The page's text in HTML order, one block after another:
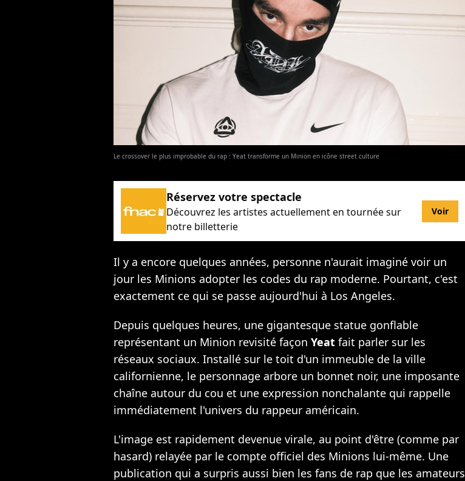
Le crossover le plus improbable du rap : Yeat transforme un Minion en icône street culture
Réservez votre spectacle
Découvrez les artistes actuellement en tournée sur
notre billetterie
Voir
Il y a encore quelques années, personne n'aurait imaginé voir un
jour les Minions adopter les codes du rap moderne. Pourtant, c'est
exactement ce qui se passe aujourd'hui à Los Angeles.
Depuis quelques heures, une gigantesque statue gonflable
représentant un Minion revisité façon Yeat fait parler sur les
réseaux sociaux. Installé sur le toit d'un immeuble de la ville
californienne, le personnage arbore un bonnet noir, une imposante
chaîne autour du cou et une expression nonchalante qui rappelle
immédiatement l'univers du rappeur américain.
L'image est rapidement devenue virale, au point d'être (comme par
hasard) relayée par le compte officiel des Minions lui-même. Une
publication qui a surpris aussi bien les fans de rap que les amateurs